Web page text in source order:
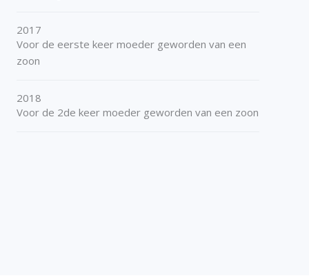
2017
Voor de eerste keer moeder geworden van een
zoon
2018
Voor de 2de keer moeder geworden van een zoon